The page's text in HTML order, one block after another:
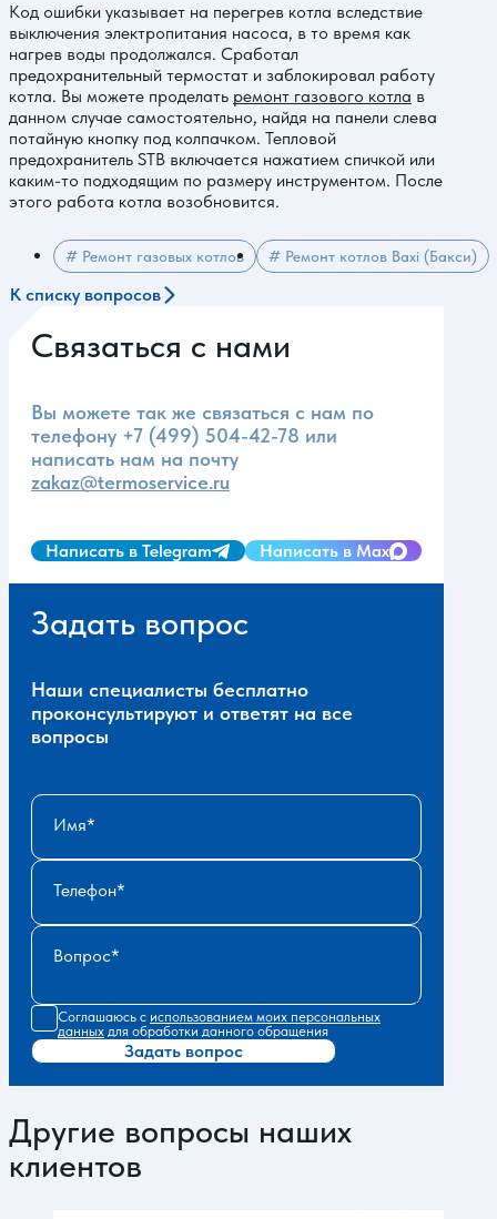
Код ошибки указывает на перегрев котла вследствие
выключения электропитания насоса, в то время как
нагрев воды продолжался. Сработал
предохранительный термостат и заблокировал работу
котла. Вы можете проделать ремонт газового котла в
данном случае самостоятельно, найдя на панели слева
потайную кнопку под колпачком. Тепловой
предохранитель STB включается нажатием спичкой или
каким-то подходящим по размеру инструментом. После
этого работа котла возобновится.
# Ремонт газовых котлов # Ремонт котлов Baxi (Бакси)
К списку вопросов
Связаться с нами
Вы можете так же связаться с нам по
телефону +7 (499) 504-42-78 или
написать нам на почту
zakaz@termoservice.ru
Написать в Telegram Написать в Max
Задать вопрос
Наши специалисты бесплатно
проконсультируют и ответят на все
вопросы
Имя
Телефон
Вопрос
Соглашаюсь с использованием моих персональных
данных для обработки данного обращения
Задать вопрос
Другие вопросы наших
клиентов